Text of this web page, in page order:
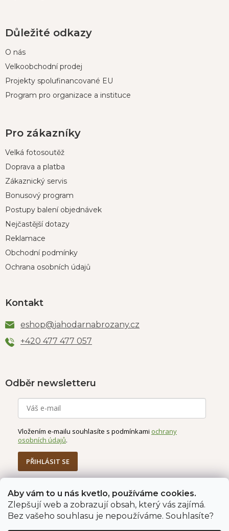
Aby vám to u nás kvetlo, používáme cookies.
Zlepšují web a zobrazují obsah, který vás zajímá.
Bez vašeho souhlasu je nepoužíváme. Souhlasíte?
Důležité odkazy
O nás
Velkoobchodní prodej
Projekty spolufinancované EU
Program pro organizace a instituce
Pro zákazníky
Velká fotosoutěž
Doprava a platba
Zákaznický servis
Bonusový program
Postupy balení objednávek
Nejčastější dotazy
Reklamace
Obchodní podmínky
Ochrana osobních údajů
Kontakt
eshop@jahodarnabrozany.cz
+420 477 477 057
Odběr newsletteru
Vložením e-mailu souhlasíte s podmínkami ochrany
osobních údajů.
PŘIHLÁSIT SE
Jahodárna Brozany Obchodní podmínky
Podmínky ochrany údajů